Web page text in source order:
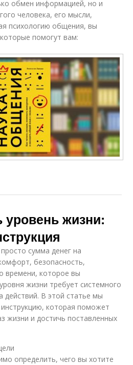
обмен информацией, но и
человека, его мысли,
психологию общения, вы
помогут вам:
уровень жизни:
сумма денег на
безопасность,
времени, которое вы
жизни требует системного
действий. В этой статье мы
которая поможет
жизни и достичь поставленных
определить, чего вы хотите